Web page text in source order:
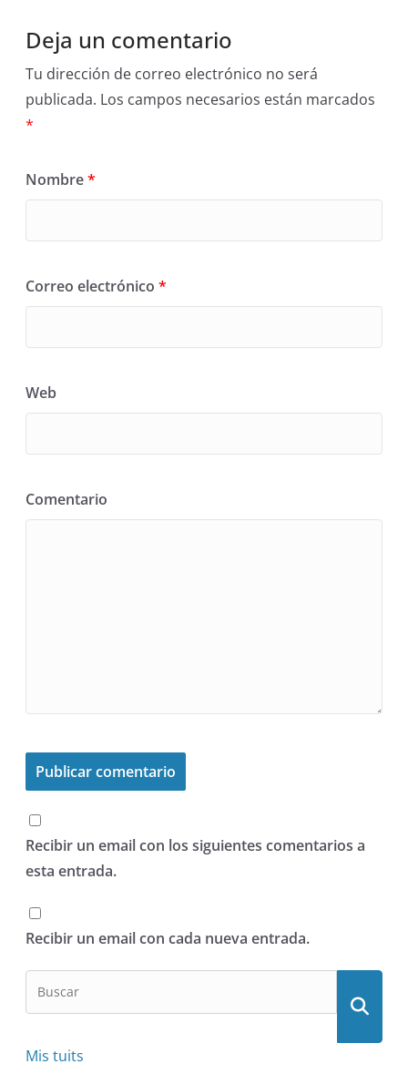
Deja un comentario
Tu dirección de correo electrónico no será
publicada. Los campos necesarios están marcados
*
Nombre*
Correo electrónico*
Web
Comentario
Recibir un email con los siguientes comentarios a
esta entrada.
Recibir un email con cada nueva entrada.
Mis tuits